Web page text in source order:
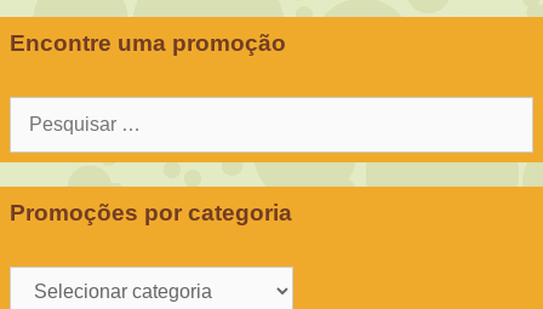
Encontre uma promoção
Pesquisar
Promoções por categoria
Promoções